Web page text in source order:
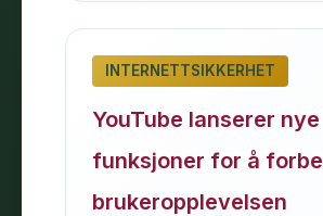
INTERNETTSIKKERHET
YouTube lanserer nye
funksjoner for å
brukeropplevelsen